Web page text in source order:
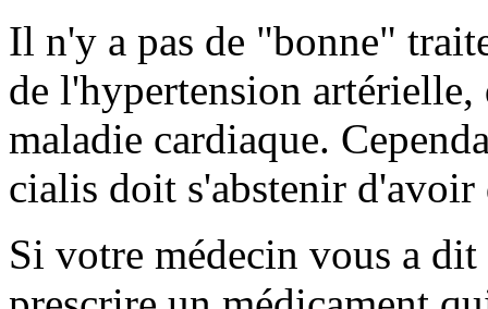
Il n'y a pas de "bonne"
de l'hypertension
maladie cardiaque.
cialis doit s'abstenir d'avoir
Si votre médecin vous a